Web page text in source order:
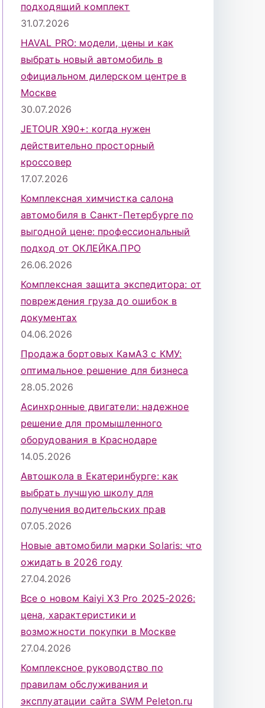
подходящий комплект
31.07.2026
HAVAL PRO: модели, цены и как
выбрать новый автомобиль в
официальном дилерском центре в
Москве
30.07.2026
JETOUR X90+: когда нужен
действительно просторный
кроссовер
17.07.2026
Комплексная химчистка салона
автомобиля в Санкт-Петербурге по
выгодной цене: профессиональный
подход от ОКЛЕЙКА.ПРО
26.06.2026
Комплексная защита экспедитора: от
повреждения груза до ошибок в
документах
04.06.2026
Продажа бортовых КамАЗ с КМУ:
оптимальное решение для бизнеса
28.05.2026
Асинхронные двигатели: надежное
решение для промышленного
оборудования в Краснодаре
14.05.2026
Автошкола в Екатеринбурге: как
выбрать лучшую школу для
получения водительских прав
07.05.2026
Новые автомобили марки Solaris: что
ожидать в 2026 году
27.04.2026
Все о новом Kaiyi X3 Pro 2025-2026:
цена, характеристики и
возможности покупки в Москве
27.04.2026
Комплексное руководство по
правилам обслуживания и
эксплуатации сайта SWM Peleton.ru